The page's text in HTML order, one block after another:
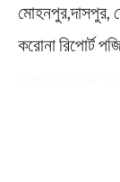
মোহনপুর,দাসপুর,
করোনা রিপোর্ট